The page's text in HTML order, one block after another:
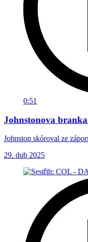
0:51
Johnstonova
Johnston skóroval ze
29. dub 2025